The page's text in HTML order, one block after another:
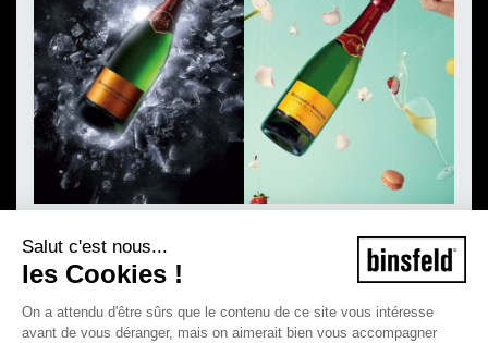
Salut c'est nous...
les Cookies !
On a attendu d'être sûrs que le contenu de ce site vous intéresse
avant de vous déranger, mais on aimerait bien vous accompagner